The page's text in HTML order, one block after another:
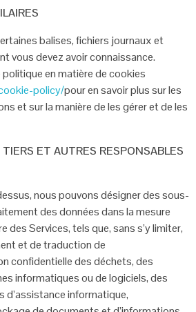
balises, fichiers journaux et
vous devez avoir connaissance.
en matière de cookies
policy/pour en savoir plus sur les
et sur la manière de les gérer et de les
ET AUTRES RESPONSABLES
nous pouvons désigner des sous-
des données dans la mesure
des Services, telsque, sans s’y limiter,
et de traduction de
confidentielle des déchets, des
informatiquesou de logiciels, des
d’assistance informatique,